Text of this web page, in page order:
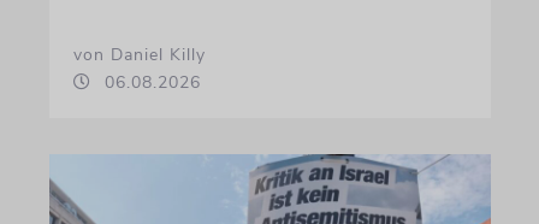
von Daniel Killy
06.08.2026